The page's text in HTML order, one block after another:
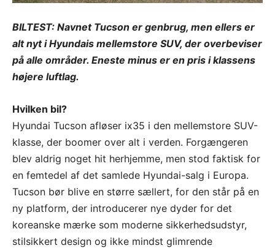
BILTEST: Navnet Tucson er genbrug, men ellers er
alt nyt i Hyundais mellemstore SUV, der overbeviser
på alle områder. Eneste minus er en pris i klassens
højere luftlag.
Hvilken bil?
Hyundai Tucson afløser ix35 i den mellemstore SUV-
klasse, der boomer over alt i verden. Forgængeren
blev aldrig noget hit herhjemme, men stod faktisk for
en femtedel af det samlede Hyundai-salg i Europa.
Tucson bør blive en større sællert, for den står på en
ny platform, der introducerer nye dyder for det
koreanske mærke som moderne sikkerhedsudstyr,
stilsikkert design og ikke mindst glimrende